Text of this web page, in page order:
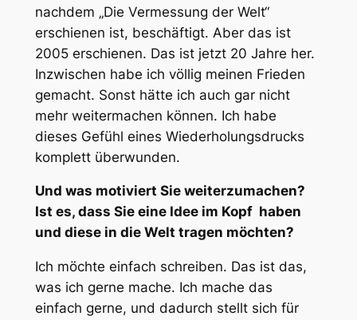
nachdem „Die Vermessung der Welt“
erschienen ist, beschäftigt. Aber das ist
2005 erschienen. Das ist jetzt 20 Jahre her.
Inzwischen habe ich völlig meinen Frieden
gemacht. Sonst hätte ich auch gar nicht
mehr weitermachen können. Ich habe
dieses Gefühl eines Wiederholungsdrucks
komplett überwunden.
Und was motiviert Sie weiterzumachen?
Ist es, dass Sie eine Idee im Kopf haben
und diese in die Welt tragen möchten?
Ich möchte einfach schreiben. Das ist das,
was ich gerne mache. Ich mache das
einfach gerne, und dadurch stellt sich für